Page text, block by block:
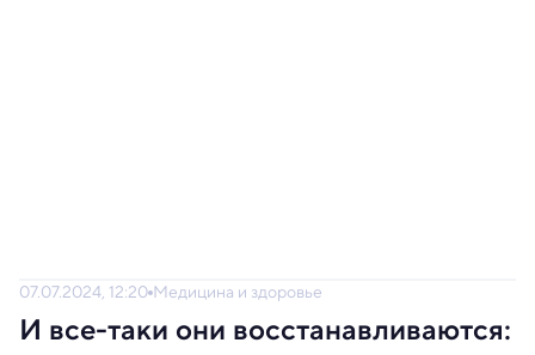
07.07.2024, 12:20 Медицина и здоровье
И все-таки они восстанавливаются: